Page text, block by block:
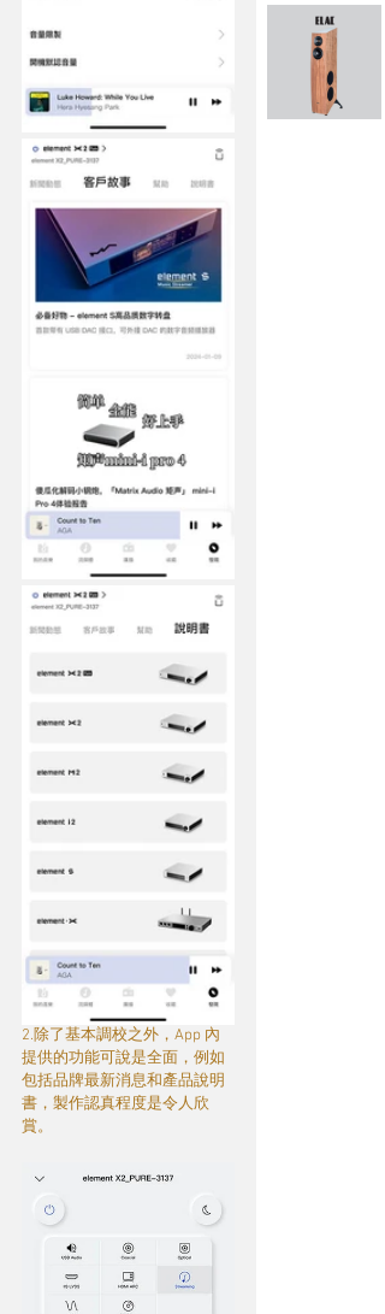
2.除了基本調校之外，App 內
提供的功能可說是全面，例如
包括品牌最新消息和產品說明
書，製作認真程度是令人欣
賞。